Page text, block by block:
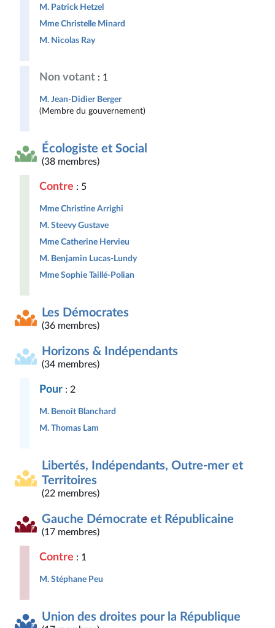
M. Patrick Hetzel
Mme Christelle Minard
M. Nicolas Ray
Non votant : 1
M. Jean-Didier Berger
(Membre du gouvernement)
Écologiste et Social
(38 membres)
Contre : 5
Mme Christine Arrighi
M. Steevy Gustave
Mme Catherine Hervieu
M. Benjamin Lucas-Lundy
Mme Sophie Taillé-Polian
Les Démocrates
(36 membres)
Horizons & Indépendants
(34 membres)
Pour : 2
M. Benoît Blanchard
M. Thomas Lam
Libertés, Indépendants, Outre-mer et
Territoires
(22 membres)
Gauche Démocrate et Républicaine
(17 membres)
Contre : 1
M. Stéphane Peu
Union des droites pour la République